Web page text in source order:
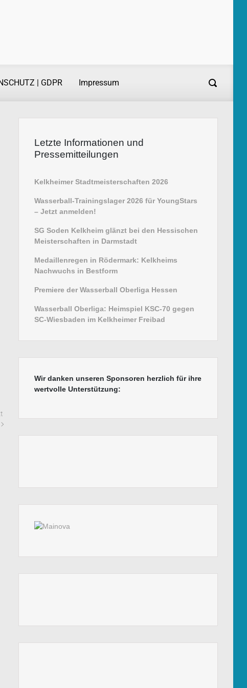
| GDPR Impressum
Letzte Informationen und
Pressemitteilungen
Kelkheimer Stadtmeisterschaften 2026
Wasserball-Trainingslager 2026 für YoungStars
– Jetzt anmelden!
SG Soden Kelkheim glänzt bei den Hessischen
Meisterschaften in Darmstadt
Medaillenregen in Rödermark: Kelkheims
Nachwuchs in Bestform
Premiere der Wasserball Oberliga Hessen
Wasserball Oberliga: Heimspiel KSC-70 gegen
SC-Wiesbaden im Kelkheimer Freibad
Wir danken unseren Sponsoren herzlich für ihre
wertvolle Unterstützung: